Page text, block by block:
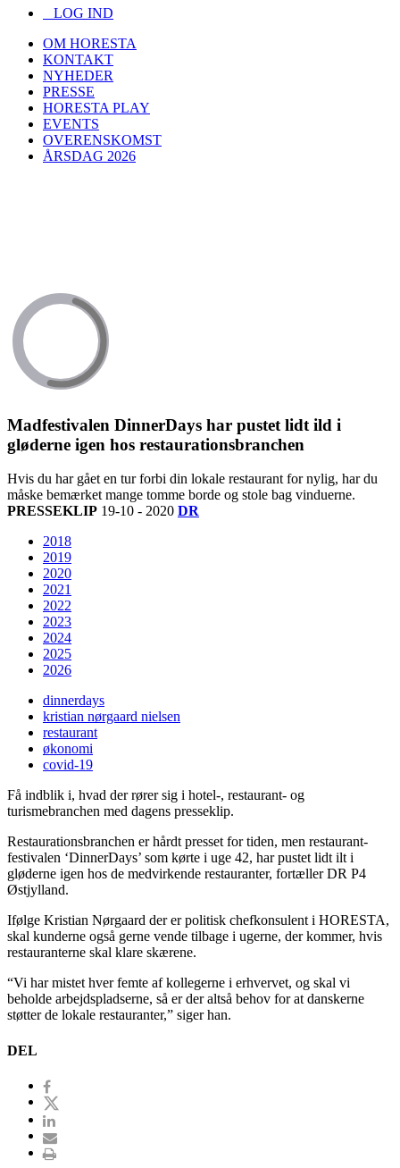
LOG IND
OM HORESTA
KONTAKT
NYHEDER
PRESSE
HORESTA PLAY
EVENTS
OVERENSKOMST
ÅRSDAG 2026
Madfestivalen DinnerDays har pustet lidt ild i
gløderne igen hos restaurationsbranchen
Hvis du har gået en tur forbi din lokale restaurant for nylig, har du
måske bemærket mange tomme borde og stole bag vinduerne.
PRESSEKLIP 19-10 - 2020 DR
2018
2019
2020
2021
2022
2023
2024
2025
2026
dinnerdays
kristian nørgaard nielsen
restaurant
økonomi
covid-19
Få indblik i, hvad der rører sig i hotel-, restaurant- og
turismebranchen med dagens presseklip.
Restaurationsbranchen er hårdt presset for tiden, men restaurant-
festivalen ‘DinnerDays’ som kørte i uge 42, har pustet lidt ilt i
gløderne igen hos de medvirkende restauranter, fortæller DR P4
Østjylland.
Ifølge Kristian Nørgaard der er politisk chefkonsulent i HORESTA,
skal kunderne også gerne vende tilbage i ugerne, der kommer, hvis
restauranterne skal klare skærene.
“Vi har mistet hver femte af kollegerne i erhvervet, og skal vi
beholde arbejdspladserne, så er der altså behov for at danskerne
støtter de lokale restauranter,” siger han.
DEL